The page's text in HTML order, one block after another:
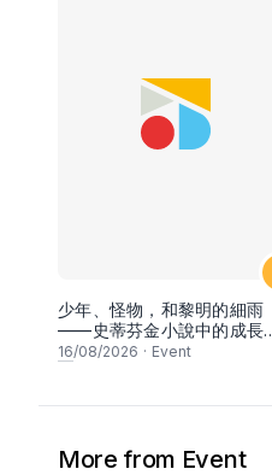
少年、怪物，和黎明的細雨
——史蒂芬金小說中的成長
失去 閱讀沙龍
16/08/2026 · Event
More from Event